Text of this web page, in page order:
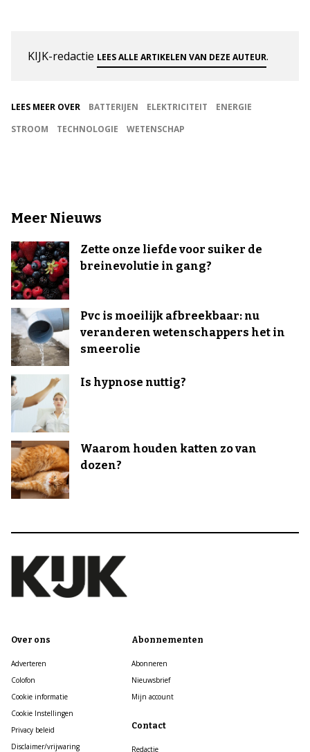
KIJK-redactie LEES ALLE ARTIKELEN VAN DEZE AUTEUR.
LEES MEER OVER BATTERIJEN ELEKTRICITEIT
ENERGIE
STROOM
TECHNOLOGIE WETENSCHAP
Meer Nieuws
Zette onze liefde voor suiker de
breinevolutie in gang?
Pvc is moeilijk afbreekbaar: nu
veranderen wetenschappers het in
smeerolie
Is hypnose nuttig?
Waarom houden katten zo van
dozen?
Over ons
Adverteren
Colofon
Cookie informatie
Cookie Instellingen
Privacy beleid
Disclaimer/vrijwaring
Abonnementen
Abonneren
Nieuwsbrief
Mijn account
Contact
Redactie